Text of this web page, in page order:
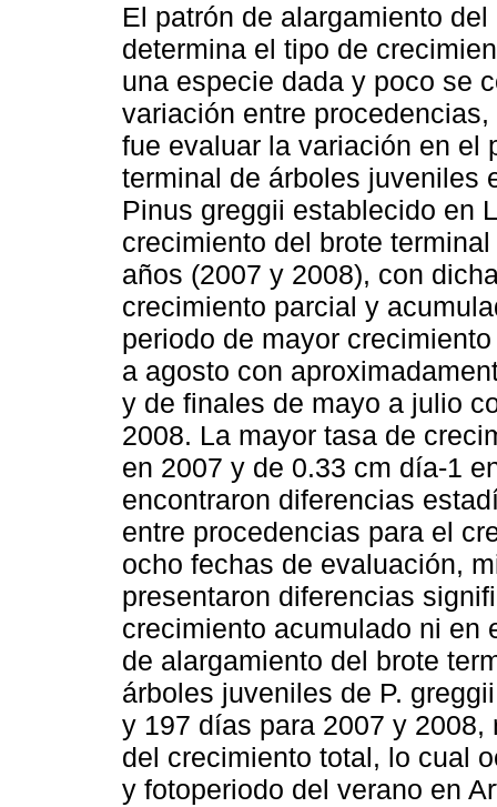
El patrón de alargamiento
determina el tipo de
una especie dada y poco se
variación entre
fue evaluar la variación en el
terminal de árboles juveniles
Pinus greggii establecido en
crecimiento del brote
años (2007 y 2008), con
crecimiento parcial y
periodo de mayor
a agosto con
y de finales de mayo a julio
2008. La mayor tasa de
en 2007 y de 0.33 cm día-1
encontraron diferencias
entre procedencias para el
ocho fechas de evaluación,
presentaron diferencias
crecimiento acumulado ni en
de alargamiento del brote
árboles juveniles de P.
y 197 días para 2007 y
del crecimiento total, lo cual
y fotoperiodo del verano en